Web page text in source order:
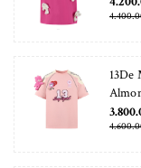
13De